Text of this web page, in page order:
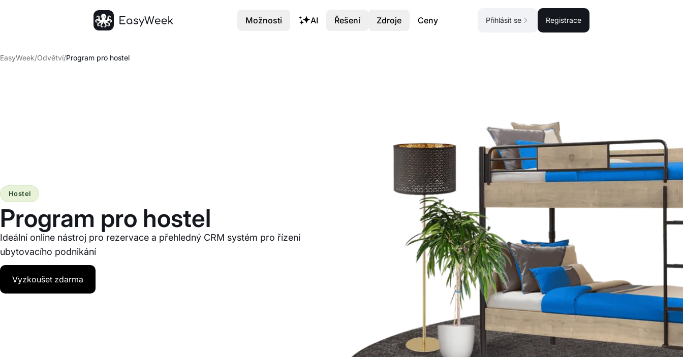
EasyWeek/Odvětví/Program pro hostel
Program pro hostel
Ideální online nástroj pro rezervace a přehledný CRM systém pro řízení
ubytovacího podnikání
Hostel
Vyzkoušet zdarma
Možnosti AI Řešení Zdroje Ceny Přihlásit se Registrace